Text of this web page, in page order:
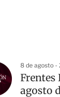
8 de agosto -
Frentes
agosto